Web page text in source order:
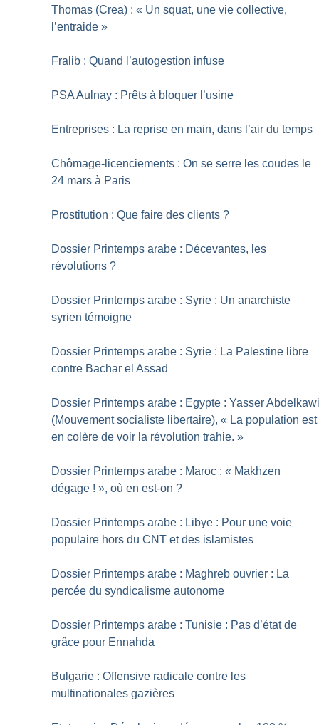
Thomas (Crea) : « Un squat, une vie collective,
l’entraide »
Fralib : Quand l’autogestion infuse
PSA Aulnay : Prêts à bloquer l’usine
Entreprises : La reprise en main, dans l’air du temps
Chômage-licenciements : On se serre les coudes le
24 mars à Paris
Prostitution : Que faire des clients ?
Dossier Printemps arabe : Décevantes, les
révolutions ?
Dossier Printemps arabe : Syrie : Un anarchiste
syrien témoigne
Dossier Printemps arabe : Syrie : La Palestine libre
contre Bachar el Assad
Dossier Printemps arabe : Egypte : Yasser
(Mouvement socialiste libertaire), « La population est
en colère de voir la révolution trahie. »
Dossier Printemps arabe : Maroc : « Makhzen
dégage ! », où en est-on ?
Dossier Printemps arabe : Libye : Pour une voie
populaire hors du CNT et des islamistes
Dossier Printemps arabe : Maghreb ouvrier : La
percée du syndicalisme autonome
Dossier Printemps arabe : Tunisie : Pas d’état de
grâce pour Ennahda
Bulgarie : Offensive radicale contre les
multinationales gazières